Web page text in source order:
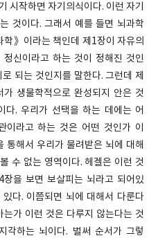
시작하면 자기의식이다. 이런 자기
것이다. 그래서 예를 들면 뇌과학
》이라는 책인데 제1장이 자유의
신이라고 하는 것이 정해진 것인
되는 것인지를 말한다. 그런데 제
생물학적으로 완성되지 안은 것
. 우리가 선택을 하는 데에는 어
이라고 하는 것은 어떤 것인가 이
통해서 우리가 물려받은 뇌에 대해
수 없는 영역이다. 헤겔은 이런 것
을 보면 보살피는 뇌라고 되어있
다. 이쯤되면 뇌에 대해서 다룬다
가 이런 것은 다루지 않는다는 것
각하는 뇌이다. 벌써 순서가 그렇